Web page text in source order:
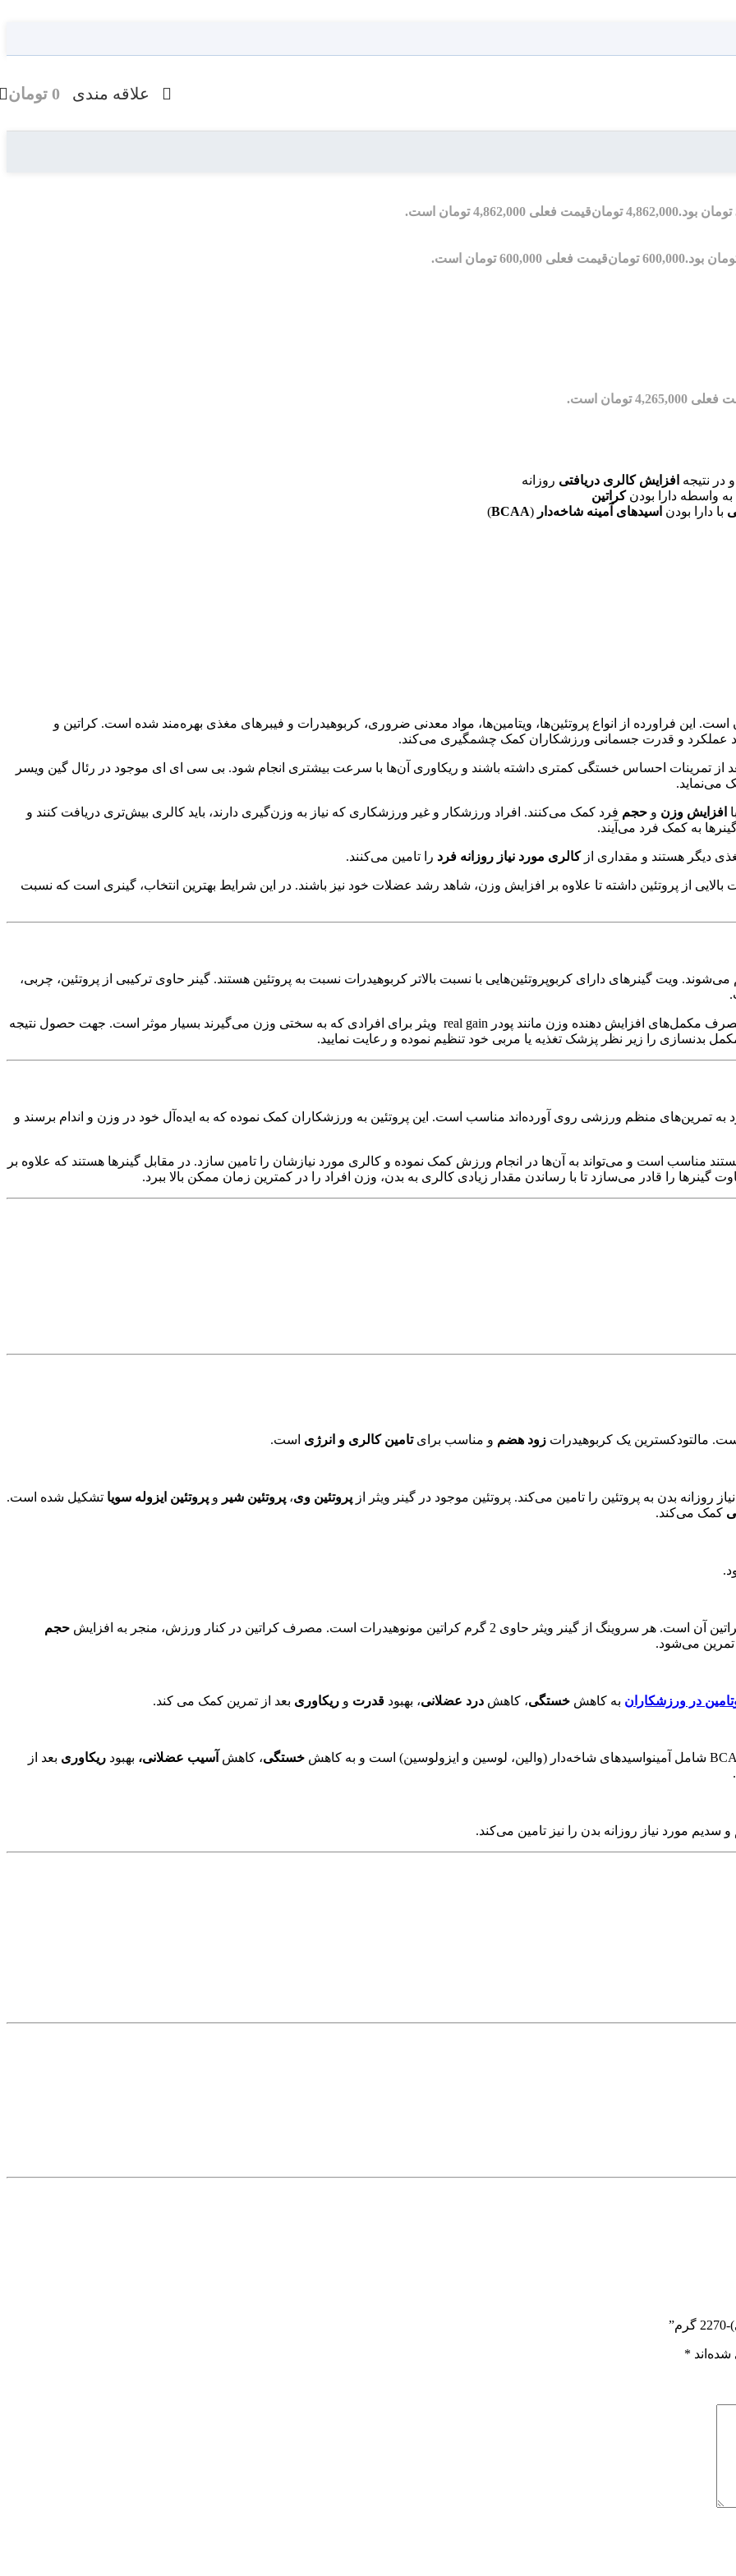
علاقه مندی 0 تومان
4,862,000 تومانقیمت فعلی 4,862,000 تومان است.
600,000 تومانقیمت فعلی 600,000 تومان است.
4,265,000 تومان است.
نتیجه افزایش کالری دریافتی روزانه
به واسطه دارا بودنکراتین
با دارا بودن اسیدهای آمینه شاخه‌دار (
BCAA
)
این فراورده از انواع پروتئین‌ها، ویتامین‌ها، مواد معدنی ضروری، کربوهیدرات و فیبرهای مغذی بهره‌مند شده است. کراتین و
عملکرد و قدرت جسمانی ورزشکاران کمک چشمگیری می‌کند.
از تمرینات احساس خستگی کمتری داشته باشند و ریکاوری آن‌ها با سرعت بیشتری انجام شود. بی سی ای ای موجود در رئال گین ویسر
می‌نماید.
افزایش وزن و حجم فرد کمک می‌کنند. افراد ورزشکار و غیر ورزشکاری که نیاز به وزن‌گیری دارند، باید کالری بیش‌تری دریافت کنند و
به کمک فرد می‌آیند.
دیگر هستند و مقداری ازکالری مورد نیاز روزانه فرد را تامین می‌کنند.
از پروتئین داشته تا علاوه بر افزایش وزن، شاهد رشد عضلات خود نیز باشند. در این شرایط بهترین انتخاب، گینری است که نسبت
ویت گینرهای دارای کربوپروتئین‌هایی با نسبت بالاتر کربوهیدرات نسبت به پروتئین هستند. گینر حاوی ترکیبی از پروتئین، چربی،
بخش عمده این کالری نیز به حضور کربوهیدرات‌ها مربوط می‌شود. مصرف مکمل‌های افزایش دهنده وزن مانند پودر real gain ویثر برای افرادی که به سختی وزن می‌گیرند بسیار موثر است. جهت حصول نتیجه
بدنسازی را زیر نظر پزشک تغذیه یا مربی خود تنظیم نموده و رعایت نمایید.
تمرین‌های منظم ورزشی روی آورده‌اند مناسب است. این پروتئین به ورزشکاران کمک نموده که به ایده‌آل خود در وزن و اندام برسند و
مناسب است و می‌تواند به آن‌ها در انجام ورزش کمک نموده و کالری مورد نیازشان را تامین سازد. در مقابل گینرها هستند که علاوه بر
گینرها را قادر می‌سازد تا با رساندن مقدار زیادی کالری به بدن، وزن افراد را در کمترین زمان ممکن بالا ببرد.
مالتودکسترین یک کربوهیدرات زود هضم و مناسب برایتامین کالری و انرژی است.
بدن به پروتئین را تامین می‌کند. پروتئین موجود در گینر ویثر از پروتئین وی، پروتئین شیر و پروتئین ایزوله سویا تشکیل شده است.
کمک می‌کند.
حجم
می‌شود.
تامین در ورزشکاران به کاهش خستگی، کاهش درد عضلانی، بهبود قدرت و ریکاوری بعد از تمرین کمک می کند.
خستگی، کاهش آسیب عضلانی، بهبود ریکاوری بعد از
مورد نیاز روزانه بدن را نیز تامین می‌کند.
*